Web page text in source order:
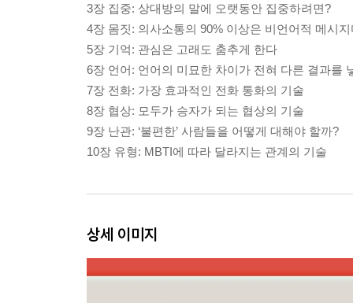
3장 집중: 상대방의 말에 오랫동안 집중하려면?
4장 몸짓: 의사소통의 90% 이상은 비언어적 메시지
5장 기억: 관심은 고래도 춤추게 한다
6장 언어: 언어의 미묘한 차이가 전혀 다른 결과를
7장 전화: 가장 효과적인 전화 통화의 기술
8장 협상: 모두가 승자가 되는 협상의 기술
9장 난관: ‘불편한’ 사람들을 어떻게 대해야 할까?
10장 유형: MBTI에 따라 달라지는 관계의 기술
상세 이미지